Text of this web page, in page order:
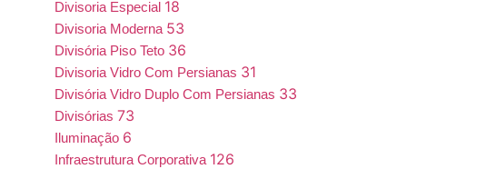
Divisoria Especial 18
Divisoria Moderna 53
Divisória Piso Teto 36
Divisoria Vidro Com Persianas 31
Divisória Vidro Duplo Com Persianas 33
Divisórias 73
Iluminação 6
Infraestrutura Corporativa 126